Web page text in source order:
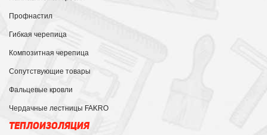
Профнастил
Гибкая черепица
Композитная черепица
Сопутствующие товары
Фальцевые кровли
Чердачные лестницы FAKRO
ТЕПЛОИЗОЛЯЦИЯ